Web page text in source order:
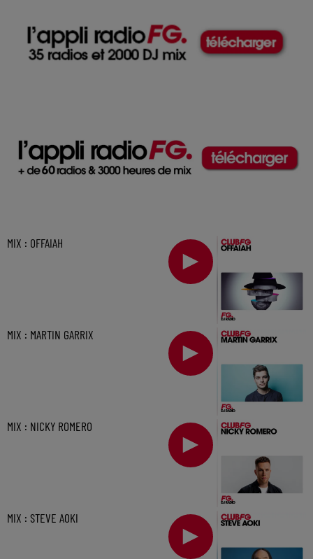
MIX : OFFAIAH
MIX : MARTIN GARRIX
MIX : NICKY ROMERO
MIX : STEVE AOKI